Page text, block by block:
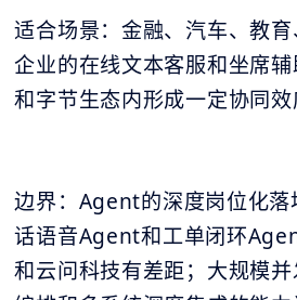
适合场景：金融、汽车、教
企业的在线文本客服和坐席
和字节生态内形成一定协同效
边界：Agent的深度岗位化落
话语音Agent和工单闭环
和云问科技有差距；大规模